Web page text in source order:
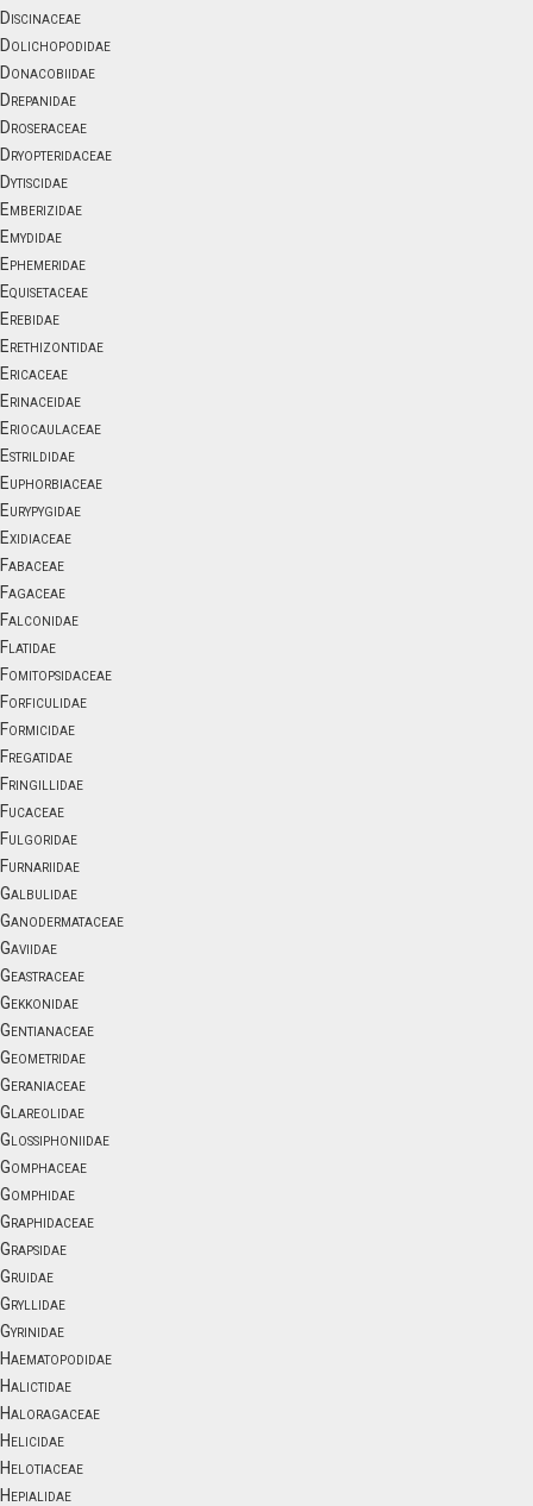
Discinaceae
Dolichopodidae
Donacobiidae
Drepanidae
Droseraceae
Dryopteridaceae
Dytiscidae
Emberizidae
Emydidae
Ephemeridae
Equisetaceae
Erebidae
Erethizontidae
Ericaceae
Erinaceidae
Eriocaulaceae
Estrildidae
Euphorbiaceae
Eurypygidae
Exidiaceae
Fabaceae
Fagaceae
Falconidae
Flatidae
Fomitopsidaceae
Forficulidae
Formicidae
Fregatidae
Fringillidae
Fucaceae
Fulgoridae
Furnariidae
Galbulidae
Ganodermataceae
Gaviidae
Geastraceae
Gekkonidae
Gentianaceae
Geometridae
Geraniaceae
Glareolidae
Glossiphoniidae
Gomphaceae
Gomphidae
Graphidaceae
Grapsidae
Gruidae
Gryllidae
Gyrinidae
Haematopodidae
Halictidae
Haloragaceae
Helicidae
Helotiaceae
Hepialidae